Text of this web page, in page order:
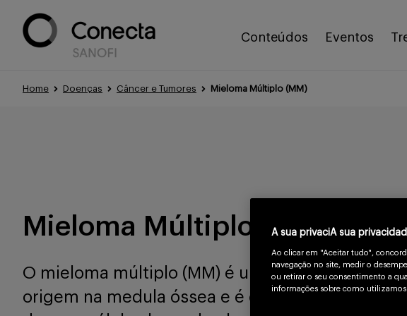
Conteúdos Eventos
Home Doenças Câncer e Tumores Mieloma Múltiplo (MM)
Mieloma Múltiplo (MM)
O mieloma múltiplo (MM) é um tipo de câncer
origem na medula óssea e é caracterizado pelo
A sua privaciA sua
Ao clicar em "Aceitar tudo",
navegação no site, medir o
ou retirar o seu consentimento a
informações sobre como utilizamos